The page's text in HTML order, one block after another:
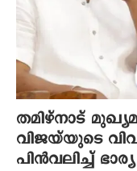
തമിഴ്നാട്
വിജയ്‌യുടെ
പിൻവലിച്ച്